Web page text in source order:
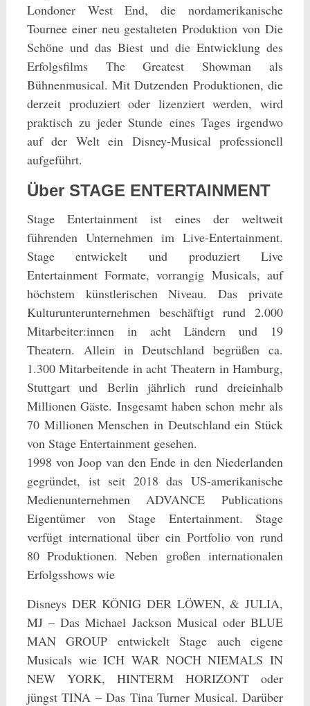
Londoner West End, die nordamerikanische
Tournee einer neu gestalteten Produktion von Die
Schöne und das Biest und die Entwicklung des
Erfolgsfilms The Greatest Showman als
Bühnenmusical. Mit Dutzenden Produktionen, die
derzeit produziert oder lizenziert werden, wird
praktisch zu jeder Stunde eines Tages irgendwo
auf der Welt ein Disney-Musical professionell
aufgeführt.
Über STAGE ENTERTAINMENT
Stage Entertainment ist eines der weltweit
führenden Unternehmen im Live-Entertainment.
Stage entwickelt und produziert Live
Entertainment Formate, vorrangig Musicals, auf
höchstem künstlerischen Niveau. Das private
Kulturunterunternehmen beschäftigt rund 2.000
Mitarbeiter:innen in acht Ländern und 19
Theatern. Allein in Deutschland begrüßen ca.
1.300 Mitarbeitende in acht Theatern in Hamburg,
Stuttgart und Berlin jährlich rund dreieinhalb
Millionen Gäste. Insgesamt haben schon mehr als
70 Millionen Menschen in Deutschland ein Stück
von Stage Entertainment gesehen.
1998 von Joop van den Ende in den Niederlanden
gegründet, ist seit 2018 das US-amerikanische
Medienunternehmen ADVANCE Publications
Eigentümer von Stage Entertainment. Stage
verfügt international über ein Portfolio von rund
80 Produktionen. Neben großen internationalen
Erfolgsshows wie
Disneys DER KÖNIG DER LÖWEN, & JULIA,
MJ – Das Michael Jackson Musical oder BLUE
MAN GROUP entwickelt Stage auch eigene
Musicals wie ICH WAR NOCH NIEMALS IN
NEW YORK, HINTERM HORIZONT oder
jüngst TINA – Das Tina Turner Musical. Darüber